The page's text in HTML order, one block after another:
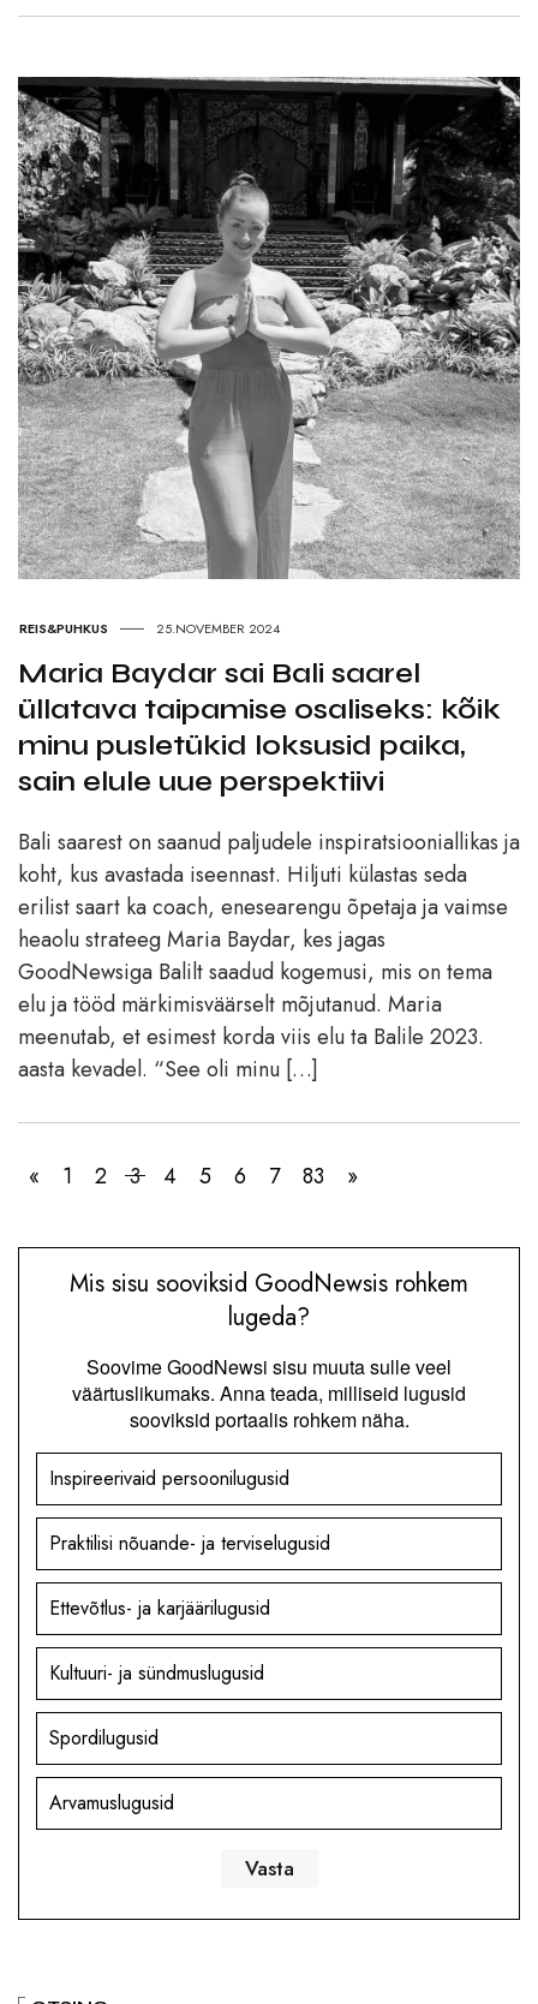
REIS&PUHKUS 25.NOVEMBER 2024
Maria Baydar sai Bali saarel
üllatava taipamise osaliseks: kõik
minu pusletükid loksusid paika,
sain elule uue perspektiivi
Bali saarest on saanud paljudele inspiratsiooniallikas ja
koht, kus avastada iseennast. Hiljuti külastas seda
erilist saart ka coach, enesearengu õpetaja ja vaimse
heaolu strateeg Maria Baydar, kes jagas
GoodNewsiga Balilt saadud kogemusi, mis on tema
elu ja tööd märkimisväärselt mõjutanud. Maria
meenutab, et esimest korda viis elu ta Balile 2023.
aasta kevadel. “See oli minu […]
« 1 2 3 4 5 6 7 83 »
Mis sisu sooviksid GoodNewsis rohkem
lugeda?
Soovime GoodNewsi sisu muuta sulle veel
väärtuslikumaks. Anna teada, milliseid lugusid
sooviksid portaalis rohkem näha.
Inspireerivaid persoonilugusid
Praktilisi nõuande- ja terviselugusid
Ettevõtlus- ja karjäärilugusid
Kultuuri- ja sündmuslugusid
Spordilugusid
Arvamuslugusid